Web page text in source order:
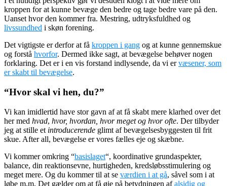
kroppen for at kunne bevæge den bedre og tage bedre vare på den.
Uanset hvor den kommer fra. Mestring, udtryksfuldhed og
livssundhed i skøn forening.
Det vigtigste er derfor at få kroppen i gang og at kunne gennemskue
og forstå hvorfor. Dermed ikke sagt, at bevægelse behøver nogen
forklaring. Det er i en vis forstand indlysende, da vi ervæsener, som
er skabt til bevægelse.
“Hvor skal vi hen, du?”
Vi kan imidlertid have stor gavn af at få skabt mere klarhed over det
her med hvad, hvor, hvordan, hvor meget og hvor ofte. Der tilbyder
jeg at stille et introducerende glimt af bevægelsesbyggesten til frit
skue. After all, bevægelse er vores fælles eje og skæbne.
Vi kommer omkring “basislaget“, koordinative grundaspekter,
balance, din reaktionsevne, hurtigheden, kredsløbsstimulering og
meget mere. Og du kommer til at se værdien i at gå, såvel som i at
løbe m.m. Det gælder om at få øje på betydningen afalsidig og